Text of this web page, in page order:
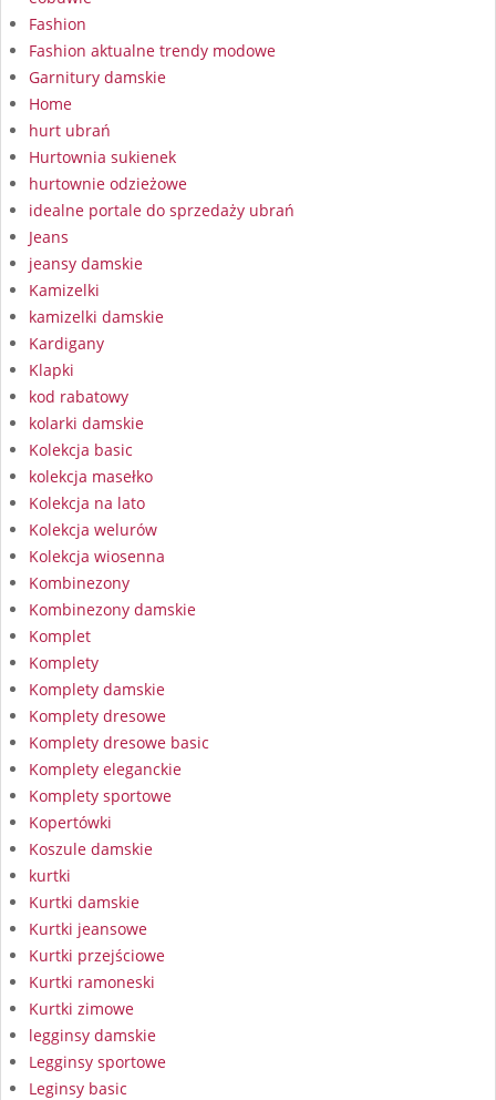
Fashion
Fashion aktualne trendy modowe
Garnitury damskie
Home
hurt ubrań
Hurtownia sukienek
hurtownie odzieżowe
idealne portale do sprzedaży ubrań
Jeans
jeansy damskie
Kamizelki
kamizelki damskie
Kardigany
Klapki
kod rabatowy
kolarki damskie
Kolekcja basic
kolekcja masełko
Kolekcja na lato
Kolekcja welurów
Kolekcja wiosenna
Kombinezony
Kombinezony damskie
Komplet
Komplety
Komplety damskie
Komplety dresowe
Komplety dresowe basic
Komplety eleganckie
Komplety sportowe
Kopertówki
Koszule damskie
kurtki
Kurtki damskie
Kurtki jeansowe
Kurtki przejściowe
Kurtki ramoneski
Kurtki zimowe
legginsy damskie
Legginsy sportowe
Leginsy basic